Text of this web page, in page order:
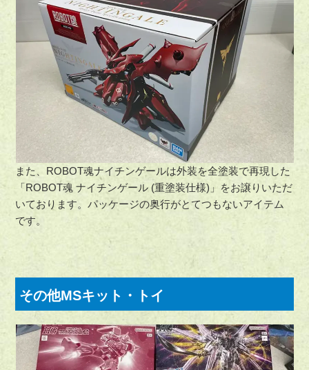
また、ROBOT魂ナイチンゲールは外装を全塗装で再現した
「ROBOT魂 ナイチンゲール (重塗装仕様)」をお譲りいただ
いております。パッケージの奥行がとてつもないアイテム
です。
その他MSキット・トイ